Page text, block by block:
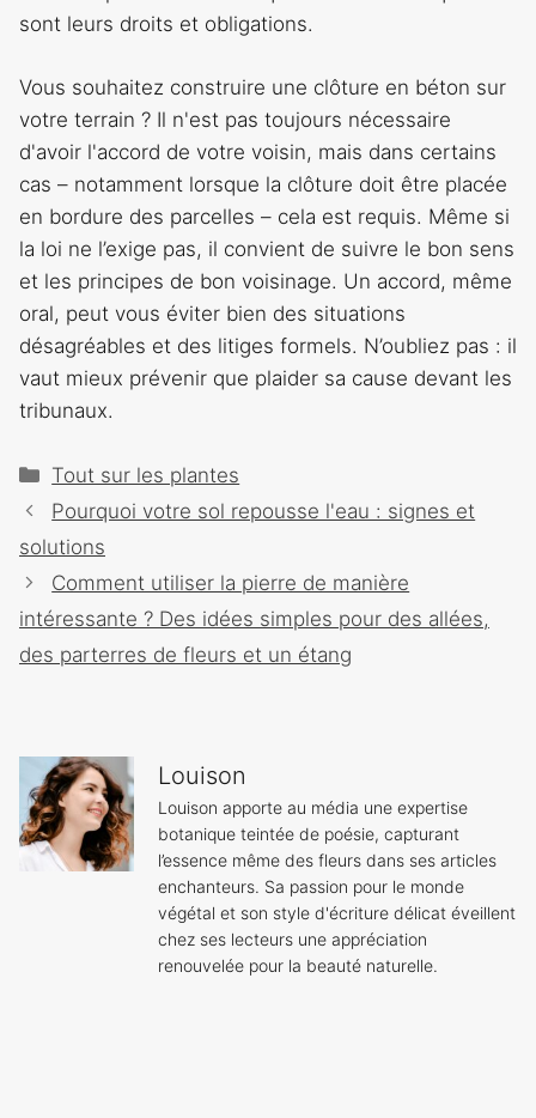
sont leurs droits et obligations.
Vous souhaitez construire une clôture en béton sur
votre terrain ? Il n'est pas toujours nécessaire
d'avoir l'accord de votre voisin, mais dans certains
cas – notamment lorsque la clôture doit être placée
en bordure des parcelles – cela est requis. Même si
la loi ne l’exige pas, il convient de suivre le bon sens
et les principes de bon voisinage. Un accord, même
oral, peut vous éviter bien des situations
désagréables et des litiges formels. N’oubliez pas : il
vaut mieux prévenir que plaider sa cause devant les
tribunaux.
Catégories
Tout sur les plantes
Navigation
des
Pourquoi votre sol repousse l'eau : signes et
solutions
Comment utiliser la pierre de manière
intéressante ? Des idées simples pour des allées,
des parterres de fleurs et un étang
Louison
Louison apporte au média une expertise
botanique teintée de poésie, capturant
l’essence même des fleurs dans ses articles
enchanteurs. Sa passion pour le monde
végétal et son style d'écriture délicat éveillent
chez ses lecteurs une appréciation
renouvelée pour la beauté naturelle.